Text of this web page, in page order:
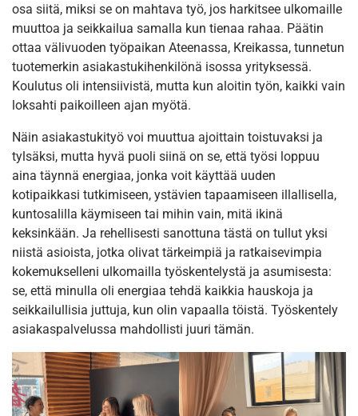
osa siitä, miksi se on mahtava työ, jos harkitsee ulkomaille
muuttoa ja seikkailua samalla kun tienaa rahaa. Päätin
ottaa välivuoden työpaikan Ateenassa, Kreikassa, tunnetun
tuotemerkin asiakastukihenkilönä isossa yrityksessä.
Koulutus oli intensiivistä, mutta kun aloitin työn, kaikki vain
loksahti paikoilleen ajan myötä.
Näin asiakastukityö voi muuttua ajoittain toistuvaksi ja
tylsäksi, mutta hyvä puoli siinä on se, että työsi loppuu
aina täynnä energiaa, jonka voit käyttää uuden
kotipaikkasi tutkimiseen, ystävien tapaamiseen illallisella,
kuntosalilla käymiseen tai mihin vain, mitä ikinä
keksinkään. Ja rehellisesti sanottuna tästä on tullut yksi
niistä asioista, jotka olivat tärkeimpiä ja ratkaisevimpia
kokemukselleni ulkomailla työskentelystä ja asumisesta:
se, että minulla oli energiaa tehdä kaikkia hauskoja ja
seikkailullisia juttuja, kun olin vapaalla töistä. Työskentely
asiakaspalvelussa mahdollisti juuri tämän.